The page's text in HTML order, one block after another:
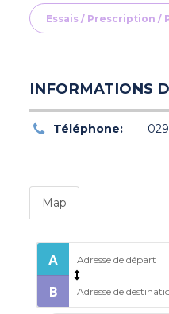
Essais / Prescription /
INFORMATIONS
Téléphone:
Map